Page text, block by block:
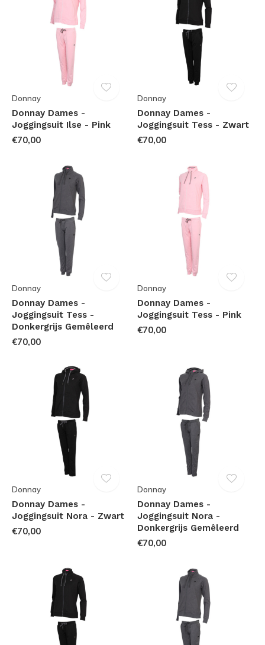
Donnay
Donnay Dames -
Joggingsuit Ilse - Pink
€70,00
Donnay
Donnay Dames -
Joggingsuit Tess - Zwart
€70,00
Donnay
Donnay Dames -
Joggingsuit Tess -
Donkergrijs Gemêleerd
€70,00
Donnay
Donnay Dames -
Joggingsuit Tess - Pink
€70,00
Donnay
Donnay Dames -
Joggingsuit Nora - Zwart
€70,00
Donnay
Donnay Dames -
Joggingsuit Nora -
Donkergrijs Gemêleerd
€70,00